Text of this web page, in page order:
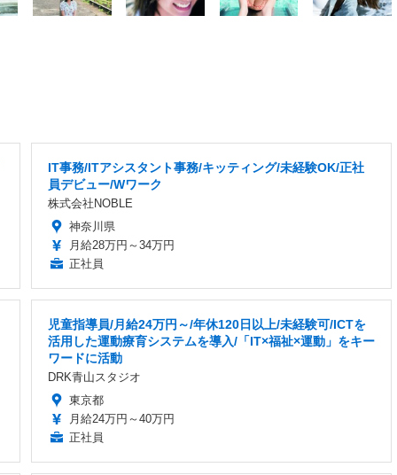
IT事務/ITアシスタント事務/キッティング/未経験OK/正社
員デビュー/Wワーク
株式会社NOBLE
神奈川県
月給28万円～34万円
正社員
児童指導員/月給24万円～/年休120日以上/未経験可/ICTを
活用した運動療育システムを導入/「IT×福祉×運動」をキー
ワードに活動
DRK青山スタジオ
東京都
月給24万円～40万円
正社員